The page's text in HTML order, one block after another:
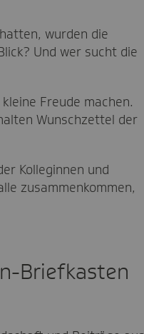
wurden die
Und wer sucht die
Freude machen.
Wunschzettel der
Kolleginnen und
zusammenkommen,
Briefkasten